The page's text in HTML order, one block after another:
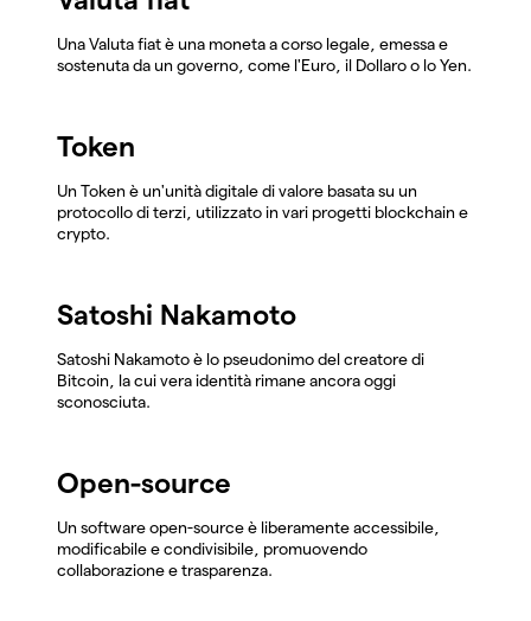
Una Valuta fiat è una moneta a corso legale, emessa e
sostenuta da un governo, come l'Euro, il Dollaro o lo Yen.
Token
Un Token è un'unità digitale di valore basata su un
protocollo di terzi, utilizzato in vari progetti blockchain e
crypto.
Satoshi Nakamoto
Satoshi Nakamoto è lo pseudonimo del creatore di
Bitcoin, la cui vera identità rimane ancora oggi
sconosciuta.
Open-source
Un software open-source è liberamente accessibile,
modificabile e condivisibile, promuovendo
collaborazione e trasparenza.